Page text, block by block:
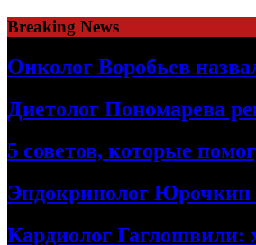
Skip
to
content
Breaking News
Онколог Воробьев
Диетолог Пономарева
5 советов, которые
Эндокринолог Юрочкин
Кардиолог Гаглошвили: